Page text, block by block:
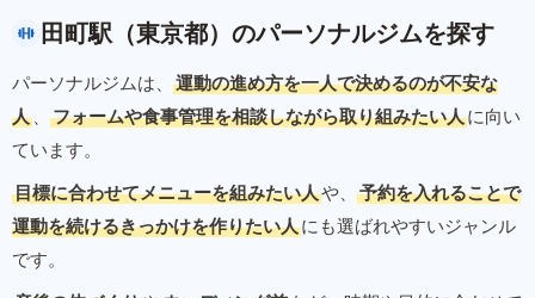
田町駅（東京都）のパーソナルジムを探す
パーソナルジムは、
運動の進め方を一人で決めるのが不安な
人 、 フォームや食事管理を相談しながら取り組みたい人に向い
ています。
目標に合わせてメニューを組みたい人や、
予約を入れることで
運動を続けるきっかけを作りたい人にも選ばれやすいジャンル
です。